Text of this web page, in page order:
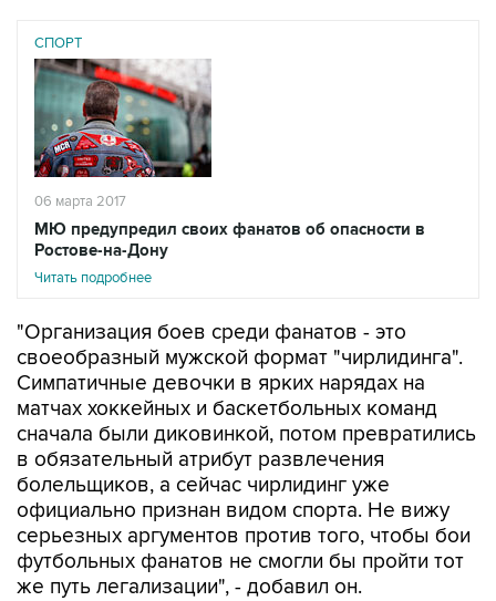
СПОРТ
06 марта 2017
МЮ предупредил своих фанатов об опасности в
Ростове-на-Дону
Читать подробнее
"Организация боев среди фанатов - это
своеобразный мужской формат "чирлидинга".
Симпатичные девочки в ярких нарядах на
матчах хоккейных и баскетбольных команд
сначала были диковинкой, потом превратились
в обязательный атрибут развлечения
болельщиков, а сейчас чирлидинг уже
официально признан видом спорта. Не вижу
серьезных аргументов против того, чтобы бои
футбольных фанатов не смогли бы пройти тот
же путь легализации", - добавил он.